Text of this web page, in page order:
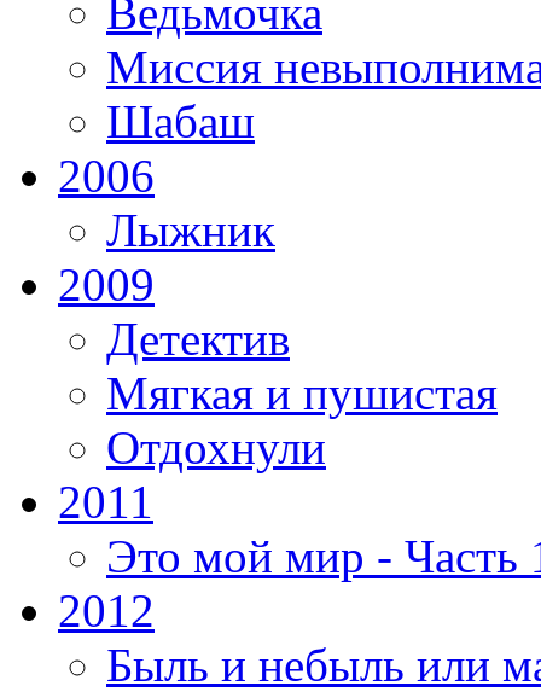
Ведьмочка
Миссия
Шабаш
2006
Лыжник
2009
Детектив
Мягкая и пушистая
Отдохнули
2011
Это мой мир - Часть
2012
Быль и небыль или